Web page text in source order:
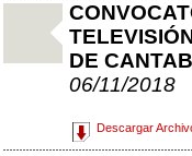
DE
06/11/2018
Descargar